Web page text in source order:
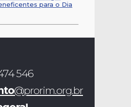
para o Dia
546
@prorim.org.br